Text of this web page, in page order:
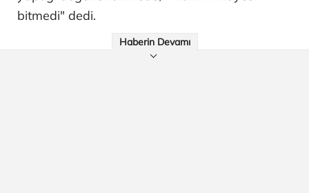
bitmedi" dedi.
Haberin Devamı